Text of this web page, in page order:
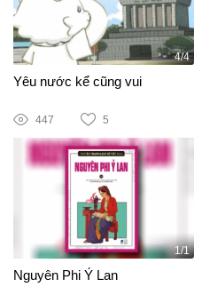
4/4
Yêu nước kể cũng vui
447 5
1/1
Nguyên Phi Ỷ Lan